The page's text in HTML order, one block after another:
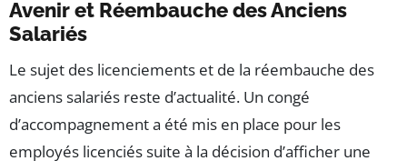
Avenir et Réembauche des Anciens
Salariés
Le sujet des licenciements et de la réembauche des
anciens salariés reste d’actualité. Un congé
d’accompagnement a été mis en place pour les
employés licenciés suite à la décision d’afficher une